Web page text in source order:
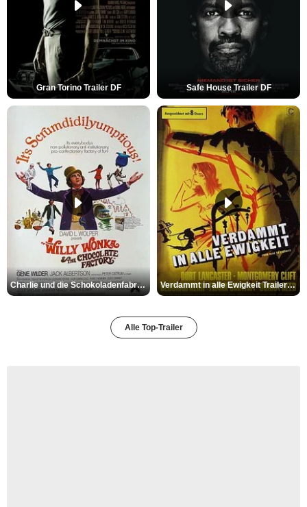
Gran Torino Trailer DF Safe House Trailer DF
Charlie und die Schokoladenfabrik Trailer OV Verdammt in alle Ewigkeit Trailer OV
Alle Top-Trailer